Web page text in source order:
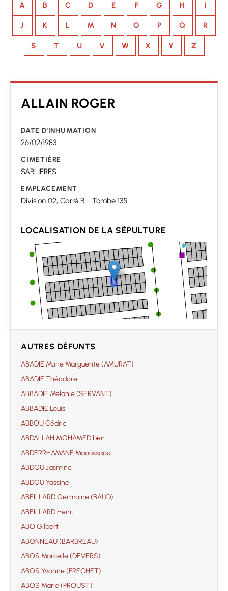
A B C D E F G H I
J K L M N O P Q R
S T U V W X Y Z
ALLAIN ROGER
DATE D'INHUMATION
26/02/1983
CIMETIÈRE
SABLIERES
EMPLACEMENT
Division 02, Carré B - Tombe 135
LOCALISATION DE LA SÉPULTURE
AUTRES DÉFUNTS
ABADIE Marie Marguerite (AMURAT)
ABADIE Théodore
ABBADIE Mélanie (SERVANT)
ABBADIE Louis
ABBOU Cédric
ABDALLAH MOHAMED ben
ABDERRHAMANE Maoussaoui
ABDOU Jasmine
ABDOU Yassine
ABEILLARD Germaine (BAUD)
ABEILLARD Henri
ABO Gilbert
ABONNEAU (BARBREAU)
ABOS Marcelle (DEVERS)
ABOS Yvonne (FRECHET)
ABOS Marie (PROUST)